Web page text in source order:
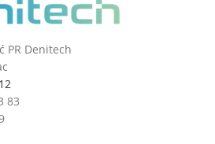
PR Denitech
83